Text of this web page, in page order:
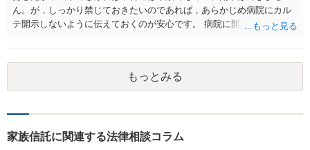
ん。が，しっかり禁じておきたいのであれば，あらかじめ病院にカル
テ開示しないように伝えておくのが安心です。 病院に開示しないよう
可能性は低いのでコストパフォーマンスとしてはどうかなという感じ
がします。
もっとみる
家族信託に関連する法律相談コラム